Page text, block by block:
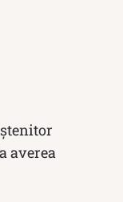
averea